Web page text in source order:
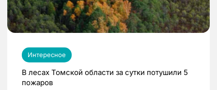
Интересное
В лесах Томской области за сутки потушили 5
пожаров